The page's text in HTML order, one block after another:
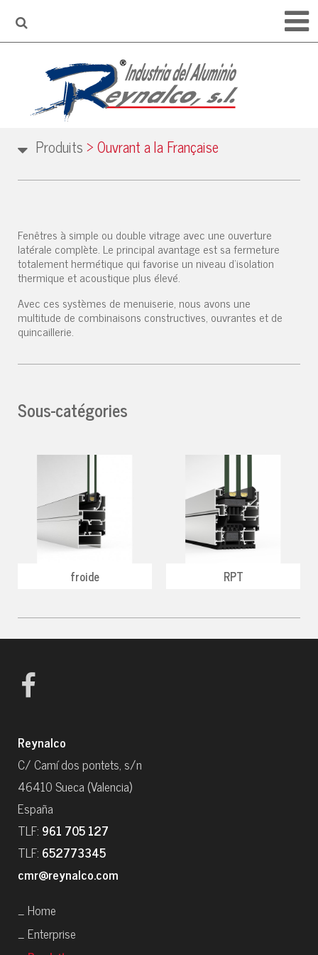
Produits>Ouvrant a la Française
Fenêtres à simple ou double vitrage avec une ouverture
latérale complète. Le principal avantage est sa fermeture
totalement hermétique qui favorise un niveau d'isolation
thermique et acoustique plus élevé.
Avec ces systèmes de menuiserie, nous avons une
multitude de combinaisons constructives, ouvrantes et de
quincaillerie.
Sous-catégories
froide RPT
Reynalco
C/ Camí dos pontets, s/n
46410 Sueca (Valencia)
España
TLF: 961 705 127
TLF: 652773345
cmr@reynalco.com
_ Home
_ Enterprise